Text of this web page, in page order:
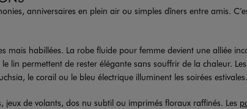
anniversaires en plein air ou simples dîners entre amis.
mais habillées. La robe fluide pour femme devient une alliée
lin permettent de rester élégante sans souffrir de la chaleur.
le corail ou le bleu électrique illuminent les soirées estivales.
de volants, dos nu subtil ou imprimés floraux raffinés. Les